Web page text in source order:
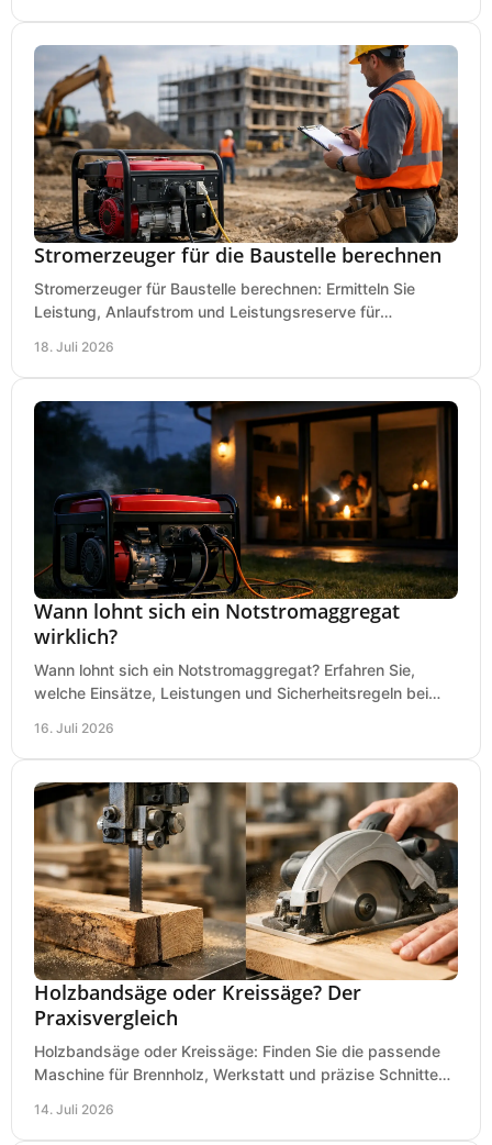
Stromerzeuger für die Baustelle berechnen
Stromerzeuger für Baustelle berechnen: Ermitteln Sie
Leistung, Anlaufstrom und Leistungsreserve für
18. Juli 2026
Wann lohnt sich ein Notstromaggregat
wirklich?
Wann lohnt sich ein Notstromaggregat? Erfahren Sie,
welche Einsätze, Leistungen und Sicherheitsregeln bei
16. Juli 2026
Holzbandsäge oder Kreissäge? Der
Praxisvergleich
Holzbandsäge oder Kreissäge: Finden Sie die passende
Maschine für Brennholz, Werkstatt und präzise Schnitte
14. Juli 2026